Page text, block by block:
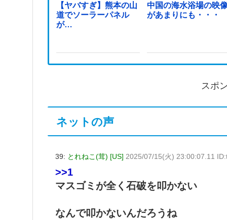
【ヤバすぎ】熊本の山
道でソーラーパネル
が…
中国の海水浴場の映
があまりにも・・・
スポ
ネットの声
39: とれねこ(茸) [US] 2025/07/15(火) 23:00:07.11
>>1
マスゴミが全く石破を叩かない
なんで叩かないんだろうね